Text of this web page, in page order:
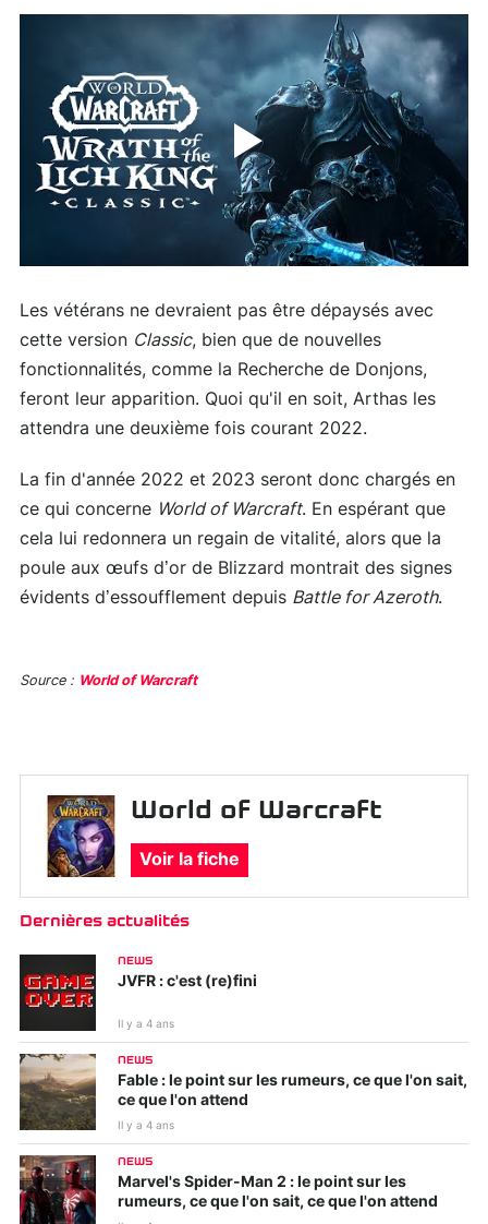
Les vétérans ne devraient pas être dépaysés avec
cette version Classic, bien que de nouvelles
fonctionnalités, comme la Recherche de Donjons,
feront leur apparition. Quoi qu'il en soit, Arthas les
attendra une deuxième fois courant 2022.
La fin d'année 2022 et 2023 seront donc chargés en
ce qui concerne World of Warcraft. En espérant que
cela lui redonnera un regain de vitalité, alors que la
poule aux œufs d’or de Blizzard montrait des signes
évidents d’essoufflement depuis Battle for Azeroth.
Source : World of Warcraft
World of Warcraft
Voir la fiche
Dernières actualités
NEWS
JVFR : c'est (re)fini
Il y a 4 ans
NEWS
Fable : le point sur les rumeurs, ce que l'on sait,
ce que l'on attend
Il y a 4 ans
NEWS
Marvel's Spider-Man 2 : le point sur les
rumeurs, ce que l'on sait, ce que l'on attend